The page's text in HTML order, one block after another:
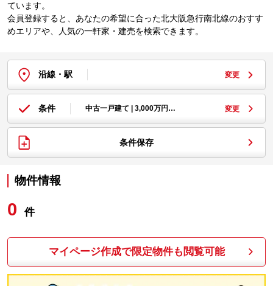
ています。
会員登録すると、あなたの希望に合った北大阪急行南北線のおすす
めエリアや、人気の一軒家・建売を検索できます。
沿線・駅 変更
条件 中古一戸建て | 3,000万円… 変更
条件保存
物件情報
0 件
マイページ作成で限定物件も閲覧可能